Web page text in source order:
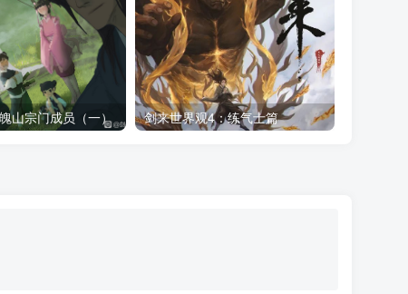
山宗门成员（一） 剑来世界观4：练气士篇